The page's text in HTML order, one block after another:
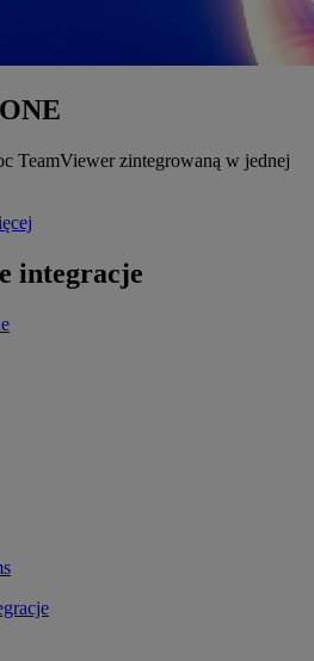
TeamViewer zintegrowaną w jednej
integracje